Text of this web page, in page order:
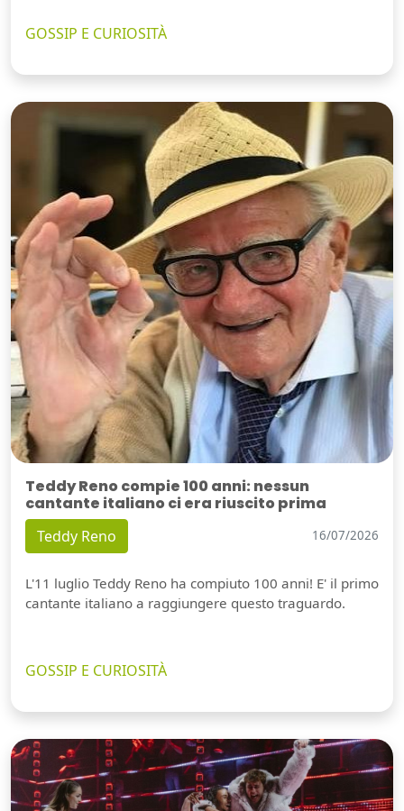
GOSSIP E CURIOSITÀ
Teddy Reno compie 100 anni: nessun
cantante italiano ci era riuscito prima
Teddy Reno 16/07/2026
L'11 luglio Teddy Reno ha compiuto 100 anni! E' il primo
cantante italiano a raggiungere questo traguardo.
GOSSIP E CURIOSITÀ